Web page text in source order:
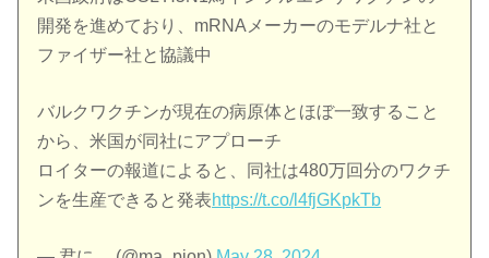
開発を進めており、mRNAメーカーのモデルナ社と
ファイザー社と協議中
バルクワクチンが現在の病原体とほぼ一致すること
から、米国が同社にアプローチ
ロイターの報道によると、同社は480万回分のワクチ
ンを生産できると発表https://t.co/l4fjGKpkTb